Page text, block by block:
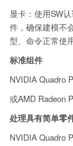
显卡：使用SW
件，确保建模不
型、命令正常使
标准组件
NVIDIA Quadro
或AMD Radeon
处理具有简单零
NVIDIA Quadro